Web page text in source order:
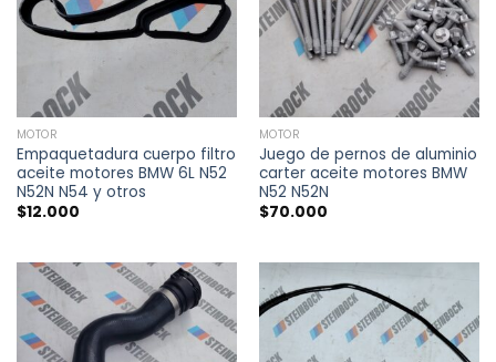
MOTOR
Empaquetadura cuerpo filtro
aceite motores BMW 6L N52
N52N N54 y otros
$12.000
MOTOR
Juego de pernos de aluminio
carter aceite motores BMW
N52 N52N
$70.000